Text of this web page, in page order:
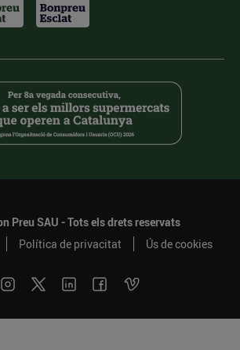
Preu SAU - Tots els drets reservats
Política de privacitat Ús de cookies